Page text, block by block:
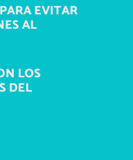
EVITAR
AL
LOS
DEL